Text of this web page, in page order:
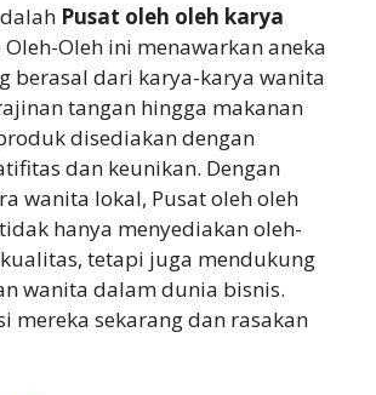
Pusat oleh oleh karya
Oleh-Oleh ini menawarkan aneka
berasal dari karya-karya wanita
tangan hingga makanan
disediakan dengan
dan keunikan. Dengan
wanita lokal, Pusat oleh oleh
hanya menyediakan oleh-
tetapi juga mendukung
wanita dalam dunia bisnis.
mereka sekarang dan rasakan